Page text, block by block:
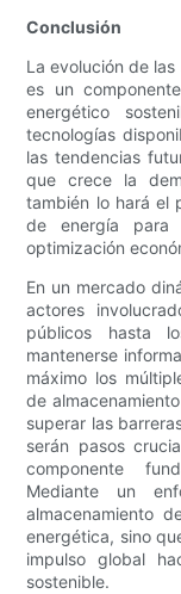
Conclusión
La evolución de
es un
energético
tecnologías
las tendencias
que crece la
también lo hará el
de energía
optimización
En un mercado
actores
públicos hasta
mantenerse
máximo los
de
superar las
serán pasos
componente
Mediante un
almacenamiento
energética, sino
impulso global
sostenible.